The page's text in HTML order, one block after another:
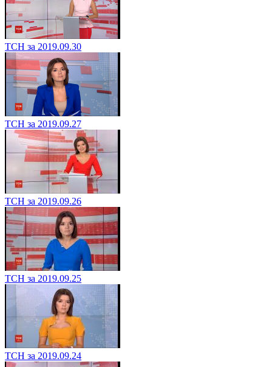
ТСН за 2019.09.30
ТСН за 2019.09.27
ТСН за 2019.09.26
ТСН за 2019.09.25
ТСН за 2019.09.24